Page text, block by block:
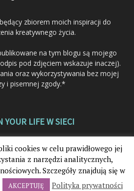
zbiorem moich inspiracji do
kreatywnego życia.
na tym blogu są mojego
pod zdjęciem wskazuje inaczej).
oraz wykorzystywania bez mojej
i pisemnej zgody.*
YOUR LIFE W SIECI
Life®. Wszystkie prawa zastrzeżone.
cookies w celu prawidłowego jej
z narzędzi analitycznych,
Szczegóły znajdują się w
AKCEPTUJĘ Polityka prywatności